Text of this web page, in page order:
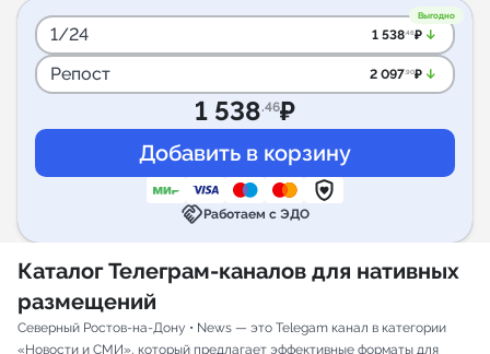
Выгодно
1/24 1 538.46₽ arrow_downward_alt
Репост 2 097.90₽ arrow_downward_alt
1 538.46₽
handshakeРаботаем с ЭДО
Каталог Телеграм-каналов для нативных
размещений
Северный Ростов-на-Дону • News — это Telegam канал в категории
«Новости и СМИ», который предлагает эффективные форматы для